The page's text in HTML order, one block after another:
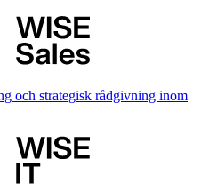
och strategisk rådgivning inom